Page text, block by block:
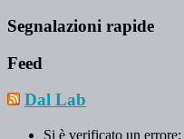
Segnalazioni rapide
Feed
Dal Lab
Si è verificato un